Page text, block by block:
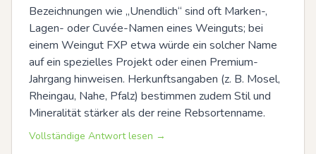
Bezeichnungen wie „Unendlich“ sind oft Marken-,
Lagen- oder Cuvée-Namen eines Weinguts; bei
einem Weingut FXP etwa würde ein solcher Name
auf ein spezielles Projekt oder einen Premium-
Jahrgang hinweisen. Herkunftsangaben (z. B. Mosel,
Rheingau, Nahe, Pfalz) bestimmen zudem Stil und
Mineralität stärker als der reine Rebsortenname.
Vollständige Antwort lesen →